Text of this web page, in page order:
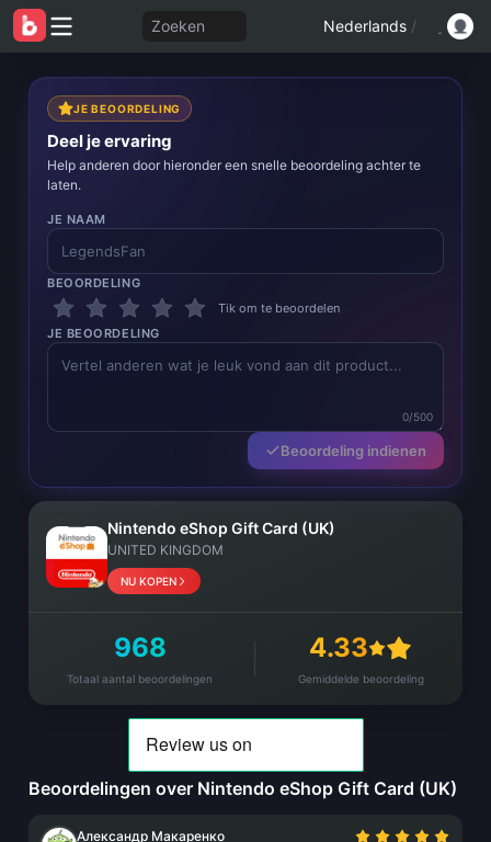
Zoeken Nederlands /
JE BEOORDELING
Deel je ervaring
Help anderen door hieronder een snelle beoordeling achter te
laten.
JE NAAM
BEOORDELING
Tik om te beoordelen
JE BEOORDELING
0/500
Beoordeling indienen
Nintendo eShop Gift Card (UK)
UNITED KINGDOM
NU KOPEN
968
Totaal aantal beoordelingen
4.33
Gemiddelde beoordeling
Beoordelingen over Nintendo eShop Gift Card (UK)
Александр Макаренко